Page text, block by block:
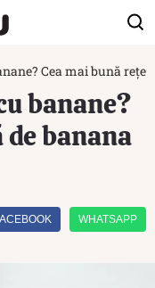
Cea mai bună
banane?
banana
WHATSAPP